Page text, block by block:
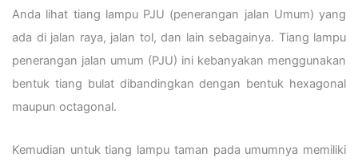
Anda lihat tiang lampu PJU (penerangan jalan Umum) yang
ada di jalan raya, jalan tol, dan lain sebagainya. Tiang lampu
penerangan jalan umum (PJU) ini kebanyakan menggunakan
bentuk tiang bulat dibandingkan dengan bentuk hexagonal
maupun octagonal.
Kemudian untuk tiang lampu taman pada umumnya memiliki